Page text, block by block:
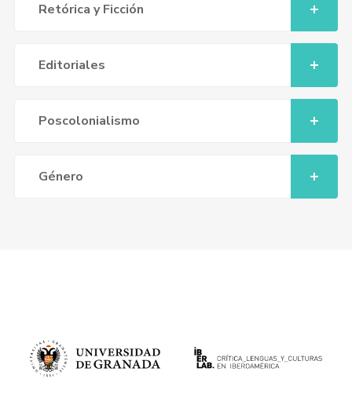
Retórica y Ficción
Editoriales
Poscolonialismo
Género